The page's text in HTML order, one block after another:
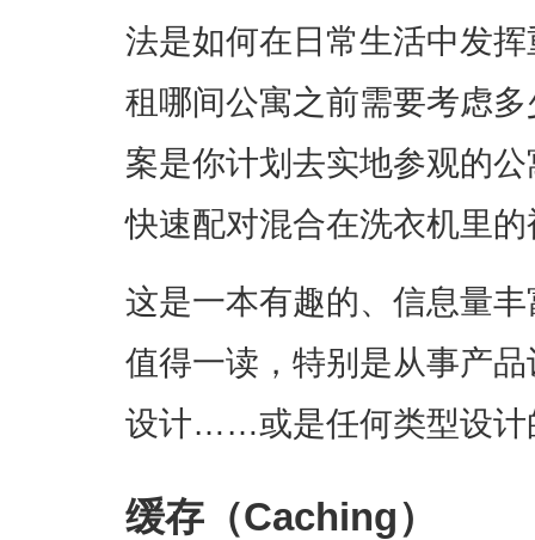
法是如何在日常生活中发
租哪间公寓之前需要考虑
案是你计划去实地参观的
快速配对混合在洗衣机里
这是一本有趣的、信息量
值得一读，特别是从事产
设计……或是任何类型设计
缓存（Caching）